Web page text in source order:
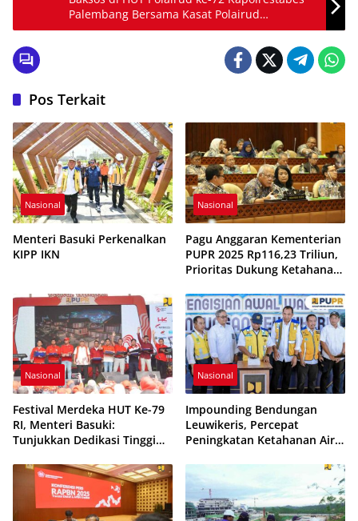
Palembang Bersama Kasat Polairud
mendatangi warga di Sungai Musi
Pos Terkait
Nasional
Menteri Basuki Perkenalkan
KIPP IKN
Nasional
Pagu Anggaran Kementerian
PUPR 2025 Rp116,23 Triliun,
Prioritas Dukung Ketahanan
dan Pembangunan IKN
Nasional
Festival Mеrdеkа HUT Ke-79
RI, Mеntеrі Bаѕukі:
Tunjukkаn Dеdіkаѕі Tinggi
untuk Indоnеѕіа
Nasional
Imроundіng Bеndungаn
Leuwikeris, Pеrсераt
Pеnіngkаtаn Kеtаhаnаn Air